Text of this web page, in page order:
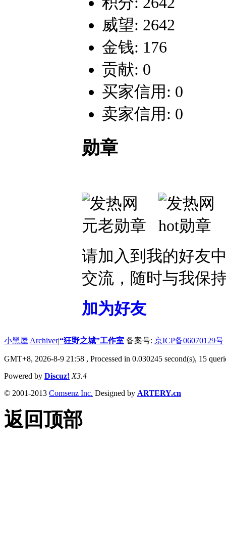
威望: 2642
金钱: 176
贡献: 0
买家信用: 0
卖家信用: 0
勋章
请加入到我的好友
交流，随时与我保
加为好友
小黑屋|Archiver|“狂野之城”工作室 备案号: 京ICP备06070129号
GMT+8, 2026-8-9 21:58 , Processed in 0.030245 second(s), 15
Powered by Discuz! X3.4
© 2001-2013 Comsenz Inc. Designed by ARTERY.cn
返回顶部